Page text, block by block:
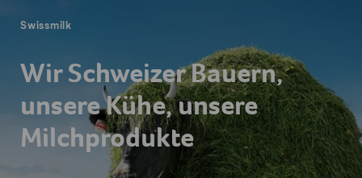
Swissmilk
Wir Schweizer Bauern,
unsere Kühe, unsere
Milchprodukte